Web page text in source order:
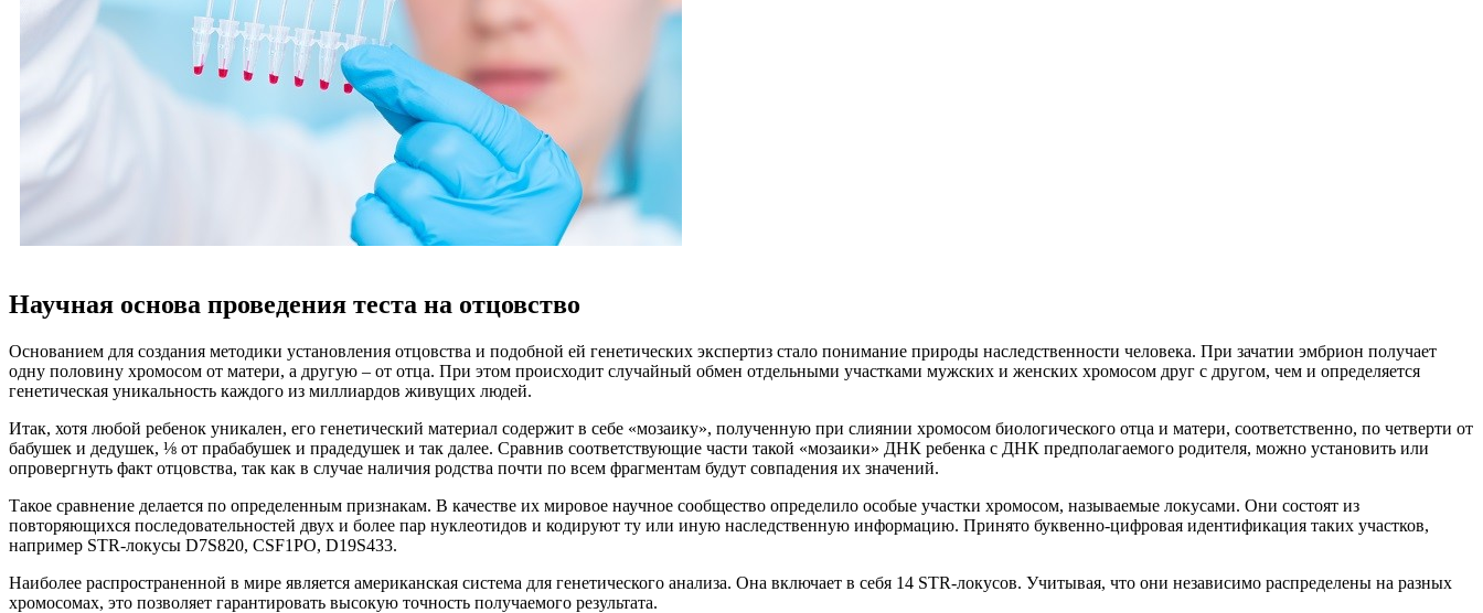
Научная основа проведения теста на отцовство
Основанием для создания методики установления отцовства и подобной ей генетических экспертиз стало понимание природы наследственности человека. При зачатии эмбрион получает
одну половину хромосом от матери, а другую – от отца. При этом происходит случайный обмен отдельными участками мужских и женских хромосом друг с другом, чем и определяется
генетическая уникальность каждого из миллиардов живущих людей.
Итак, хотя любой ребенок уникален, его генетический материал содержит в себе «мозаику», полученную при слиянии хромосом биологического отца и матери, соответственно, по четверти от
бабушек и дедушек, ⅛ от прабабушек и прадедушек и так далее. Сравнив соответствующие части такой «мозаики» ДНК ребенка с ДНК предполагаемого родителя, можно установить или
опровергнуть факт отцовства, так как в случае наличия родства почти по всем фрагментам будут совпадения их значений.
Такое сравнение делается по определенным признакам. В качестве их мировое научное сообщество определило особые участки хромосом, называемые локусами. Они состоят из
повторяющихся последовательностей двух и более пар нуклеотидов и кодируют ту или иную наследственную информацию. Принято буквенно-цифровая идентификация таких участков,
например STR-локусы D7S820, CSF1PO, D19S433.
Наиболее распространенной в мире является американская система для генетического анализа. Она включает в себя 14 STR-локусов. Учитывая, что они независимо распределены на разных
хромосомах, это позволяет гарантировать высокую точность получаемого результата.